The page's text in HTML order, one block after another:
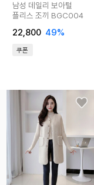
남성 데일리 보아털
플리스 조끼 BGC004
22,800 49%
쿠폰